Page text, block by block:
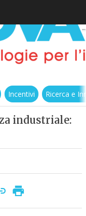
Incentivi Ricerca e
industriale: